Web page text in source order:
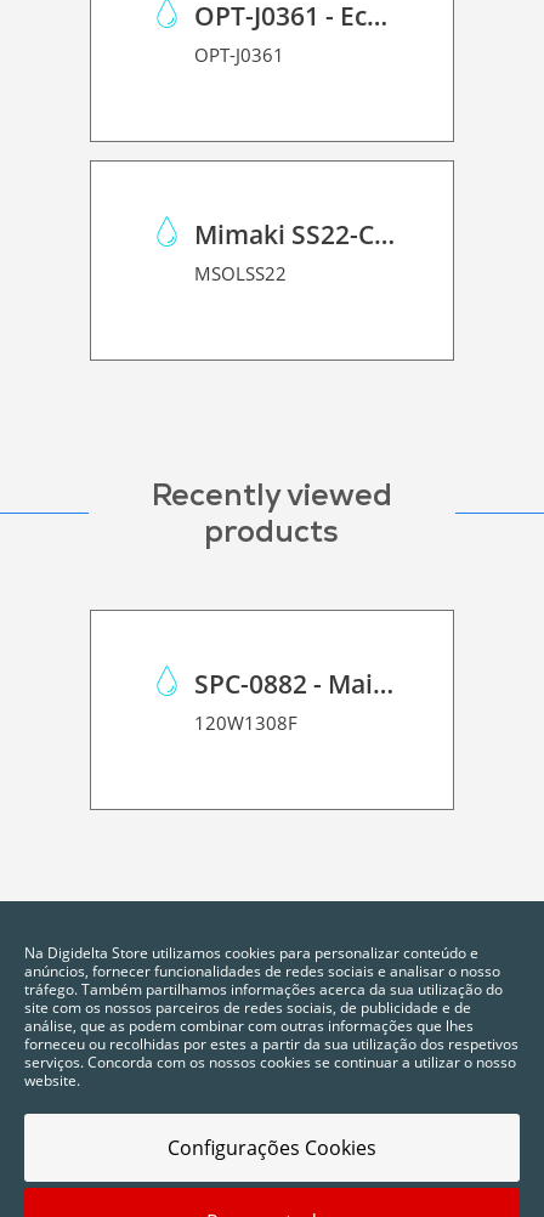
OPT-J0361 - Eco Case p/Mimaki JV150/CJV150/CJV300
OPT-J0361
Mimaki SS22-C-1L
MSOLSS22
Recently viewed
products
SPC-0882 - Maintenance Liquid 03
120W1308F
Na Digidelta Store utilizamos cookies para personalizar conteúdo e
anúncios, fornecer funcionalidades de redes sociais e analisar o nosso
tráfego. Também partilhamos informações acerca da sua utilização do
site com os nossos parceiros de redes sociais, de publicidade e de
análise, que as podem combinar com outras informações que lhes
forneceu ou recolhidas por estes a partir da sua utilização dos respetivos
serviços. Concorda com os nossos cookies se continuar a utilizar o nosso
website.
Configurações Cookies